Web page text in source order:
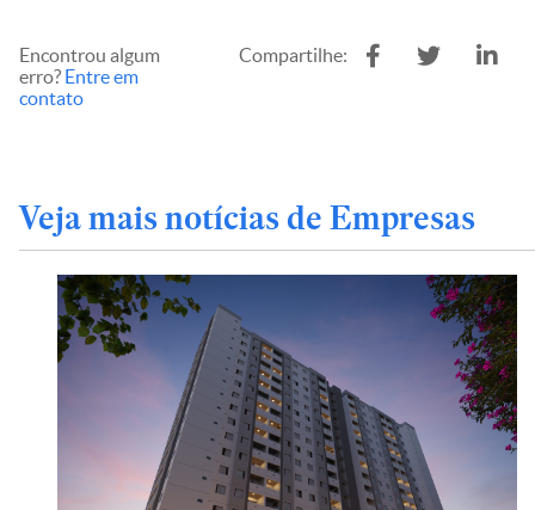
Encontrou algum
erro? Entre em
contato
Compartilhe:
Veja mais notícias de Empresas